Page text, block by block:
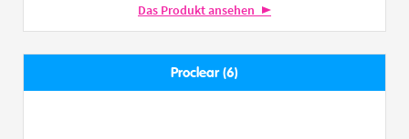
Das Produkt ansehen
Proclear (6)